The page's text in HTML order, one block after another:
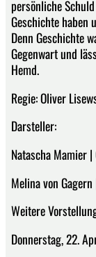
persönliche
Geschichte haben
Denn Geschichte
Gegenwart und
Hemd.
Regie: Oliver
Darsteller:
Natascha Mamier
Melina von
Weitere
Donnerstag, 22.